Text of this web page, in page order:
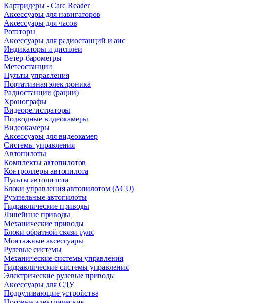
Картридеры - Card Reader
Аксессуары для навигаторов
Аксессуары для часов
Ротаторы
Аксессуары для радиостанций и аис
Индикаторы и дисплеи
Ветер-барометры
Метеостанции
Пульты управления
Портативная электроника
Радиостанции (рации)
Хронографы
Видеорегистраторы
Подводные видеокамеры
Видеокамеры
Аксессуары для видеокамер
Системы управления
Автопилоты
Комплекты автопилотов
Контроллеры автопилота
Пульты автопилота
Блоки управления автопилотом (ACU)
Румпельные автопилоты
Гидравлические приводы
Линейные приводы
Механические приводы
Блоки обратной связи руля
Монтажные аксессуары
Рулевые системы
Механические системы управления
Гидравлические системы управления
Электрические рулевые приводы
Аксессуары для СДУ
Подруливающие устройства